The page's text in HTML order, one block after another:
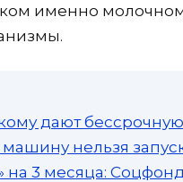
именно
дают
нельзя
на 3 месяца: